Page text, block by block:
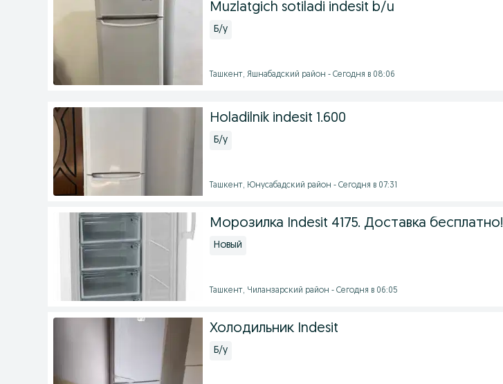
Muzlatgich sotiladi indesit b/u
Б/у
Ташкент, Яшнабадский район - Сегодня в 08:06
Holadilnik indesit 1.600
Б/у
Ташкент, Юнусабадский район - Сегодня в 07:31
Морозилка Indesit 4175. Доставка бесплатно!
Новый
Ташкент, Чиланзарский район - Сегодня в 06:05
Холодильник Indesit
Б/у